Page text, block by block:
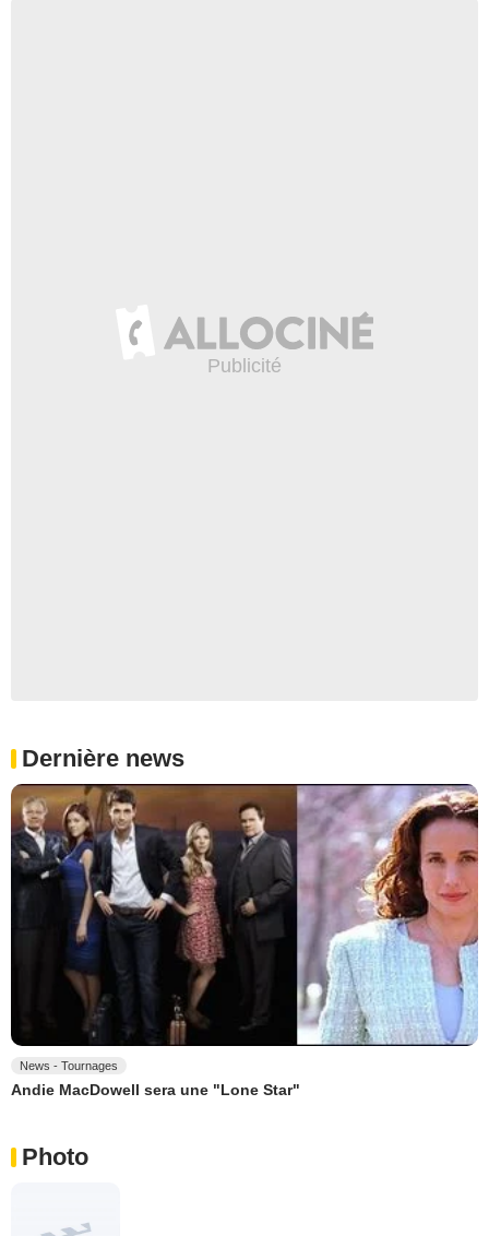
Dernière news
News - Tournages
Andie MacDowell sera une "Lone Star"
Photo